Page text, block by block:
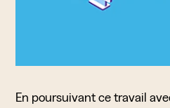
En poursuivant ce travail